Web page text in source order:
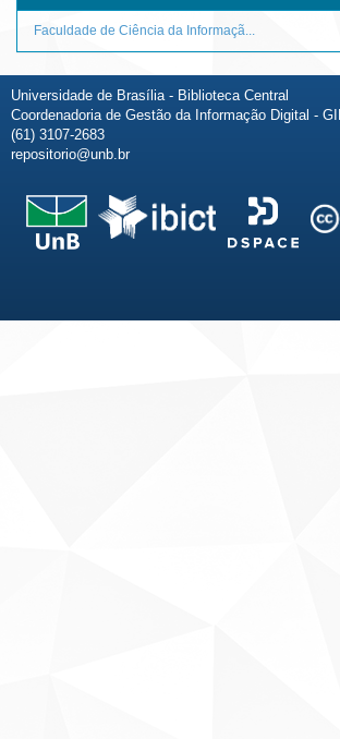
Faculdade de Ciência da Informaçã...
Universidade de Brasília - Biblioteca Central
Coordenadoria de Gestão da Informação Digital -
(61) 3107-2683
repositorio@unb.br